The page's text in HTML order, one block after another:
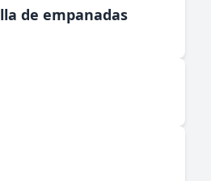
de empanadas